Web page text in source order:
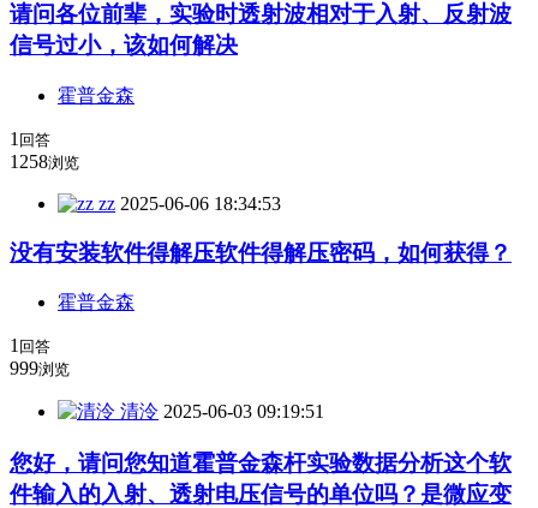
请问各位前辈，实验时透射波相对于入射、反射波
信号过小，该如何解决
霍普金森
1 回答
1258浏览
zz 2025-06-06 18:34:53
没有安装软件得解压软件得解压密码，如何获得？
霍普金森
1 回答
999浏览
清泠 2025-06-03 09:19:51
您好，请问您知道霍普金森杆实验数据分析这个软
件输入的入射、透射电压信号的单位吗？是微应变